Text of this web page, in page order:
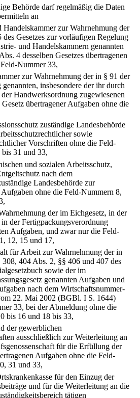
Behörde darf regelmäßig die Daten
an
Handelskammer zur Wahrnehmung der
Gesetzes zur vorläufigen Regelung
und Handelskammern genannten
4 desselben Gesetzes übertragenen
Nummer 33,
zur Wahrnehmung der in § 91 der
insbesondere der ihr durch
Handwerksordnung zugewiesenen
übertragener Aufgaben ohne die
zuständige Landesbehörde
sowie
Vorschriften ohne die Feld-
31 und 33,
und sozialen Arbeitsschutz,
nach dem
Landesbehörde zur
ohne die Feld-Nummern 8,
der im Eichgesetz, in der
der Fertigpackungsverordnung
Aufgaben, und zwar nur die Feld-
12, 15 und 17,
für Arbeit zur Wahrnehmung der in
404 Abs. 2, §§ 406 und 407 des
sowie der im
genannten Aufgaben und
nach dem Wirtschaftsnummer-
22. Mai 2002 (BGBl. I S. 1644)
33, bei der Abmeldung ohne die
bis 16 und 18 bis 33,
der gewerblichen
ausschließlich zur Weiterleitung an
für die Erfüllung der
Aufgaben ohne die Feld-
31 und 33,
für den Einzug der
und für die Weiterleitung an die
tätigen